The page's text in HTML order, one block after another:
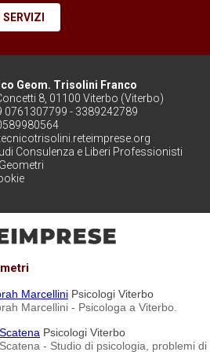
SERVIZI
Geom. Trisolini Franco
8, 01100 Viterbo (Viterbo)
0761307799 - 3389242789
Consulenza e Liberi Professionisti
Geometri
Marcellini Psicologi Viterbo
Marcellini - Psicologa a Viterbo.
Psicologi Viterbo
- Studio di psicologia, problemi di